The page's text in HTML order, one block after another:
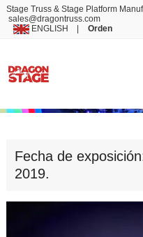
Stage Truss & Stage Platform
sales@dragontruss.com
ENGLISH
Orden
Fecha de
2019.